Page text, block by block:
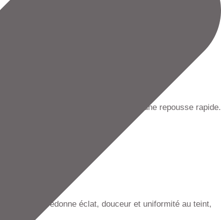
Chez
aux poils incarnés, à l’irritation et à une repousse rapide.
séance, il redonne éclat, douceur et uniformité au teint,